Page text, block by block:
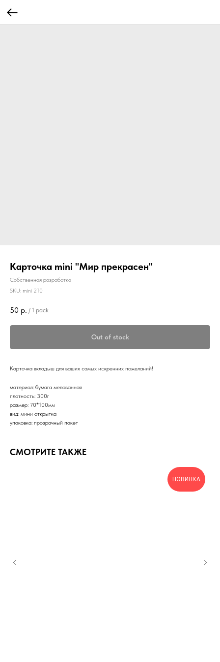
Карточка mini "Мир прекрасен"
Собственная разработка
SKU: mini 210
50 р. / 1 pack
Out of stock
Карточка вкладыш для ваших самых искренних пожеланий!
материал: бумага мелованная
плотность: 300г
размер: 70*100мм
вид: мини открытка
упаковка: прозрачный пакет
СМОТРИТЕ ТАКЖЕ
НОВИНКА